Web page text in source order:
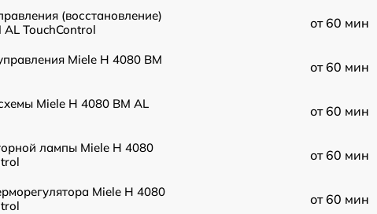
(восстановление)
TouchControl
от 60 мин
Miele H 4080 BM
от 60 мин
Miele H 4080 BM AL
от 60 мин
лампы Miele H 4080
от 60 мин
Miele H 4080
от 60 мин